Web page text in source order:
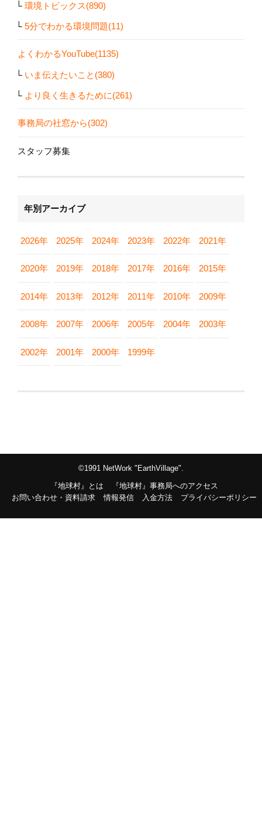
環境トピックス(890)
5分でわかる環境問題(11)
よくわかるYouTube(1135)
いま伝えたいこと(380)
より良く生きるために(261)
事務局の社窓から(302)
スタッフ募集
年別アーカイブ
2026年 2025年 2024年 2023年 2022年 2021年
2020年 2019年 2018年 2017年 2016年 2015年
2014年 2013年 2012年 2011年 2010年 2009年
2008年 2007年 2006年 2005年 2004年 2003年
2002年 2001年 2000年 1999年
©1991 NetWork "EarthVillage".
『地球村』とは
『地球村』事務局へのアクセス
お問い合わせ・資料請求
情報発信 入金方法 プライバシーポリシー